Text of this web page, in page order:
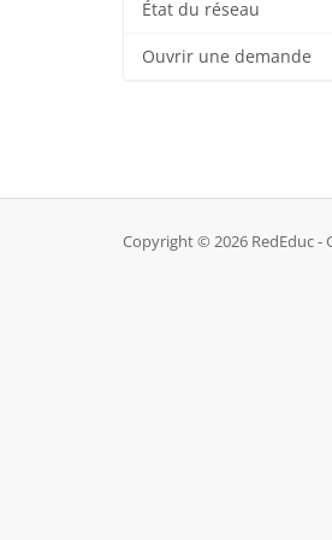
État du réseau
Ouvrir une demande
Copyright © 2026 RedEduc -